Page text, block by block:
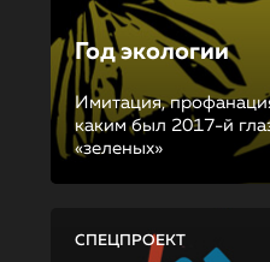
Год экологии
Имитация,
каким был 2017-й
«зеленых»
СПЕЦПРОЕКТ